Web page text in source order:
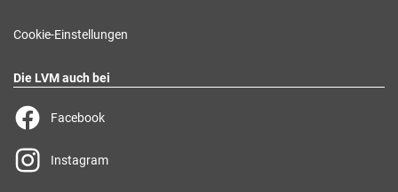
Cookie-Einstellungen
Die LVM auch bei
Facebook
Instagram